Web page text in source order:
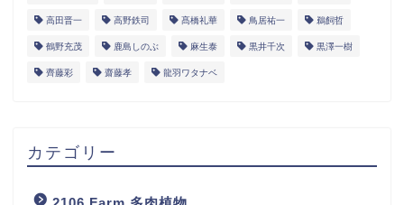
高田晋一 高野鉄司 髙橋礼華 鳥居祐一 鵜飼哲
鶴野充茂 鹿島しのぶ 麻生泰 黒井千次 黒澤一樹
齊藤彩 齋藤孝 龍羽ワタナベ
カテゴリー